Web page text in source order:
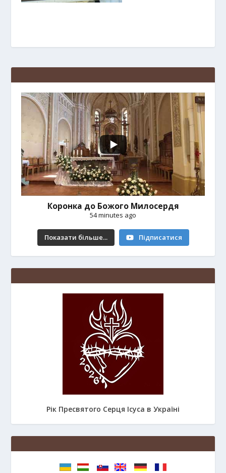
Коронка до Божого Милосердя
54 minutes ago
Показати більше... Підписатися
Рік Пресвятого Серця Ісуса в Україні